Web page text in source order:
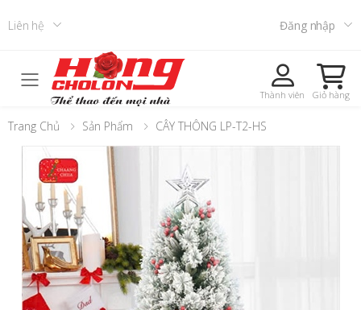
Liên hệ Đăng nhập
Toggle mobile menu Thành viên Giỏ hàng
Trang Chủ Sản Phẩm CÂY THÔNG LP-T2-HS